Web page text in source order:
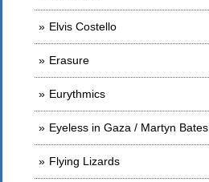
Elvis Costello
Erasure
Eurythmics
Eyeless in Gaza / Martyn Bates
Flying Lizards